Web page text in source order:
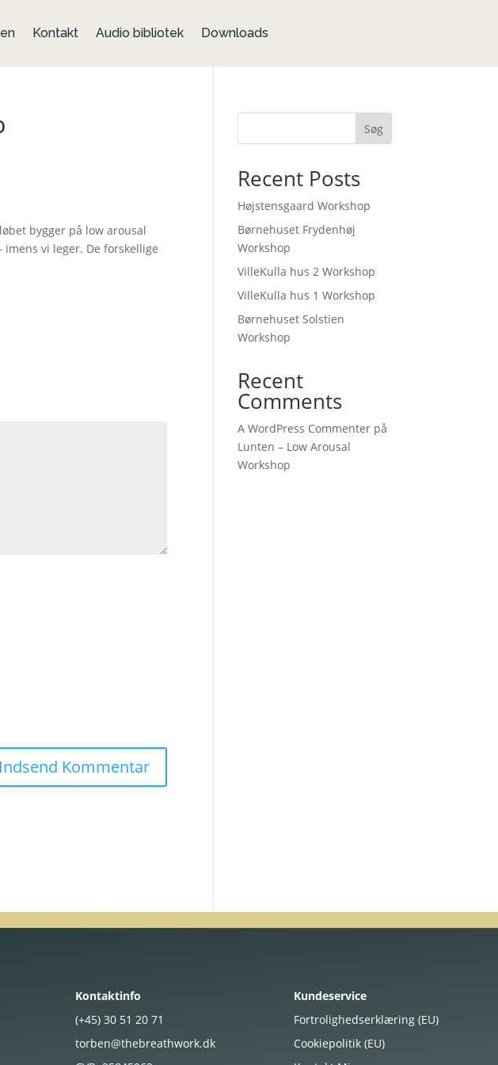
Kontakt Audio bibliotek Downloads
bygger på low arousal
vi leger. De forskellige
Søg
Recent Posts
Højstensgaard Workshop
Børnehuset Frydenhøj
Workshop
VilleKulla hus 2 Workshop
VilleKulla hus 1 Workshop
Børnehuset Solstien
Workshop
Recent
Comments
A WordPress Commenter på
Lunten – Low Arousal
Workshop
Kontaktinfo
(+45)30 512071
torben@thebreathwork.dk
Kundeservice
Fortrolighedserklæring (EU)
Cookiepolitik (EU)